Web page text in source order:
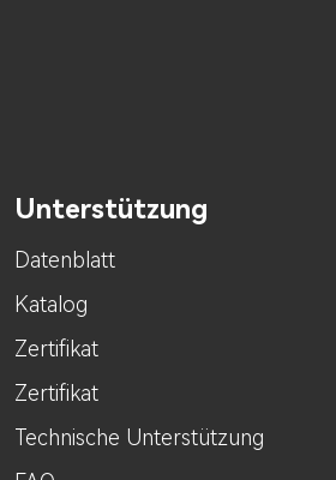
Unterstützung
Datenblatt
Katalog
Zertifikat
Zertifikat
Technische Unterstützung